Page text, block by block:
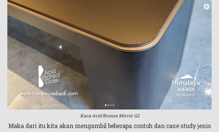
Kaca Acid Bronze Mirror G2
Maka dari itu kita akan mengambil beberapa contoh dan case study jenis